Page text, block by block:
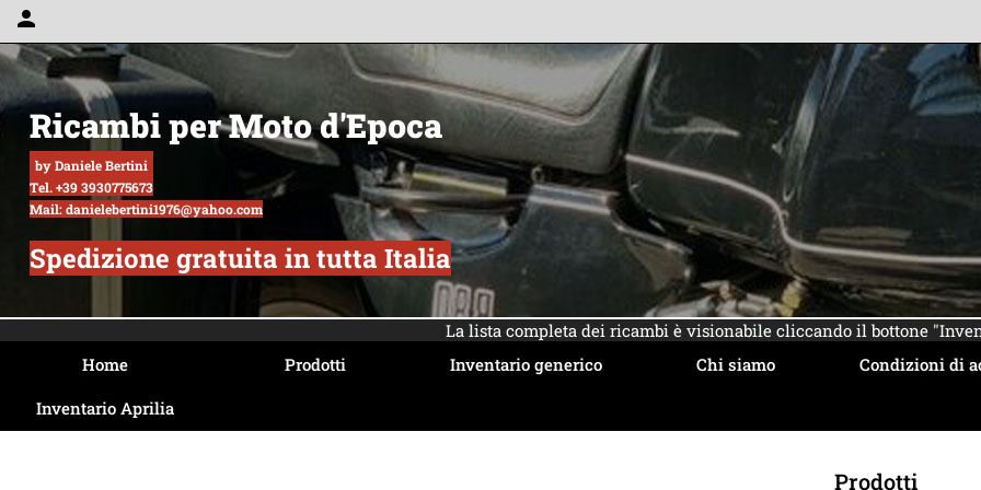
person
Ricambi per Moto d'Epoca
by Daniele Bertini
Tel. +39 3930775673
Mail: danielebertini1976@yahoo.com
Spedizione gratuita in tutta Italia
La lista completa dei ricambi è visionabile cliccando il bottone
Home
Prodotti Inventario generico Chi siamo Condizioni di
Inventario Aprilia
Prodotti